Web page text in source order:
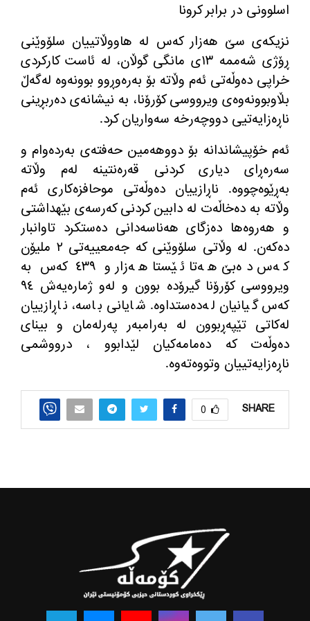
نزیكه‌ی سێ هه‌زار كه‌س له‌ هاووڵاتییان سلۆوێنی
ڕۆژی شه‌ممه‌ ١٣ی مانگی گوڵان، له‌ ئاست كاركردی
خراپی ده‌وڵه‌تی ئه‌م وڵاته‌ بۆ به‌ره‌وڕوو بوونه‌وه‌ له‌گه‌ڵ
بڵاوبوونه‌وه‌ی ویرووسی كۆرۆنا، به‌ نیشانه‌ی ده‌ربڕینی
ناڕه‌زایه‌تیی دووچه‌رخه‌ سه‌واریان كرد.
ئه‌م خۆپیشاندانه‌ بۆ دووهه‌مین حه‌فته‌ی به‌رده‌وام و
سه‌ره‌ڕای دیاری كردنی قه‌ره‌نتینه‌ له‌م وڵاته‌
به‌ڕێوه‌چووه‌. ناڕازییان ده‌وڵه‌تی موحافزه‌كاری ئه‌م
وڵاته‌ به‌ ده‌خاڵه‌ت له‌ دابین كردنی كه‌رسه‌ی بێهداشتی
و هه‌روه‌ها ده‌زگای هه‌ناسه‌دانی ده‌ستكرد تاوانبار
ده‌كه‌ن. له‌ وڵاتی سلۆوێنی كه‌ جه‌معییه‌تی ٢ ملیۆن
كه‌س ده‌بێ هه‌تا ئێستا هه‌زار و ٤٣٩ كه‌س به‌
ویرووسی كۆرۆنا گیرۆده‌ بوون و له‌و ژماره‌یه‌ش ٩٤
كه‌س گیانیان له‌ده‌ستداوه‌. شایانی باسه‌، ناڕازییان
له‌كاتی تێپه‌ڕبوون له‌ به‌رامبه‌ر په‌رله‌مان و بینای
ده‌وڵه‌ت كه‌ ده‌مامه‌كیان لێدابوو ، درووشمی
ناڕه‌زایه‌تییان وتووه‌ته‌وه‌.
SHARE
0